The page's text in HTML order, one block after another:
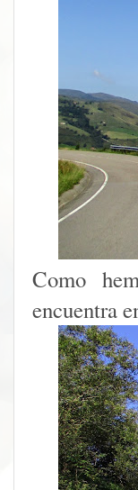
Como
encuentra